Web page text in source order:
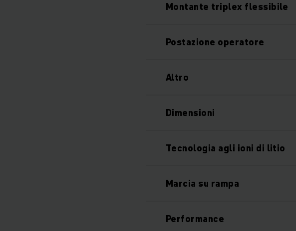
Montante triplex flessibile
Postazione operatore
Altro
Dimensioni
Tecnologia agli ioni di litio
Marcia su rampa
Performance